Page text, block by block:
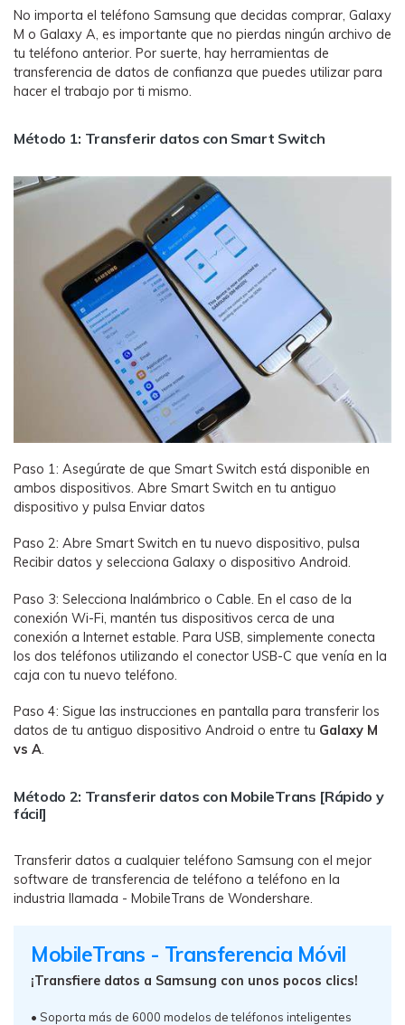
No importa el teléfono Samsung que decidas comprar, Galaxy
M o Galaxy A, es importante que no pierdas ningún archivo de
tu teléfono anterior. Por suerte, hay herramientas de
transferencia de datos de confianza que puedes utilizar para
hacer el trabajo por ti mismo.
Método 1: Transferir datos con Smart Switch
Paso 1: Asegúrate de que Smart Switch está disponible en
ambos dispositivos. Abre Smart Switch en tu antiguo
dispositivo y pulsa Enviar datos
Paso 2: Abre Smart Switch en tu nuevo dispositivo, pulsa
Recibir datos y selecciona Galaxy o dispositivo Android.
Paso 3: Selecciona Inalámbrico o Cable. En el caso de la
conexión Wi-Fi, mantén tus dispositivos cerca de una
conexión a Internet estable. Para USB, simplemente conecta
los dos teléfonos utilizando el conector USB-C que venía en la
caja con tu nuevo teléfono.
Paso 4: Sigue las instrucciones en pantalla para transferir los
datos de tu antiguo dispositivo Android o entre tu Galaxy M
vs A.
Método 2: Transferir datos con MobileTrans [Rápido y
fácil]
Transferir datos a cualquier teléfono Samsung con el mejor
software de transferencia de teléfono a teléfono en la
industria llamada - MobileTrans de Wondershare.
MobileTrans - Transferencia Móvil
¡Transfiere datos a Samsung con unos pocos clics!
• Soporta más de 6000 modelos de teléfonos inteligentes